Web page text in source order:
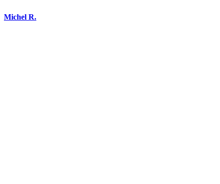
Michel R.